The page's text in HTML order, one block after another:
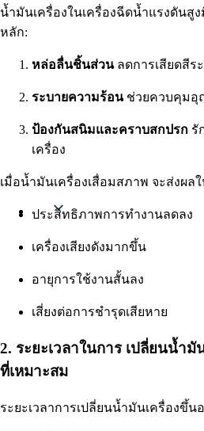
Thai
น้ำมันเครื่องในเครื่องฉีดน้ำแรงดันสู
หลัก:
หล่อลื่นชิ้นส่วนลดการเสียดสีร
ระบายความร้อนช่วยควบคุมอุ
ป้องกันสนิมและคราบสกปรก รั
เครื่อง
เมื่อน้ำมันเครื่องเสื่อมสภาพ จะส่งผลใ
ประสิทธิภาพการทำงานลดลง
เครื่องเสียงดังมากขึ้น
อายุการใช้งานสั้นลง
เสี่ยงต่อการชำรุดเสียหาย
2. ระยะเวลาในการ เปลี่ยนน้ำมั
ที่เหมาะสม
ระยะเวลาการเปลี่ยนน้ำมันเครื่องขึ้